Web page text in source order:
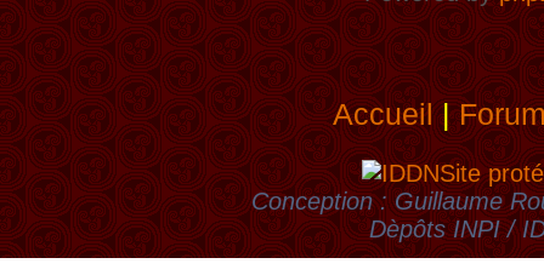
Accueil|
Site
Conception : Guillaume
Dèpôts INPI /